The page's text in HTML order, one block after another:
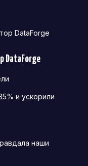
DataForge
DataForge
и ускорили
наши